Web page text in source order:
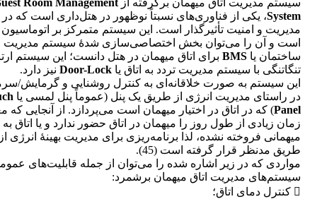
System، یکی از فناوری‌های نسبتاً نوظهور در هتل‌داری است که در
مدیریت و امنیت تأثیرگذار است. این سیستم متمرکز بر اتوماسیون
است و آن را می‌توان بخش اختصاصی‌سازی شدۀ سیستم مدیریت
ساختمان یا
برای اتاق میهمان در هتل دانست؛ این سیستم
تنگاتنگی با سیستم مدیریت تردد به اتاق یا Door-Lock نیز دارد.
این سیستم به صورت خلاقانه‌‌ای به کنترل روشنایی و گرمایش/
در راستای مدیریت انرژی از طریق یک پنل (عموماً پنل لمسی یا
Panel) که در اتاق در اختیار میهمان است می‌پردازد. از آنجایی که
زمان زیادی از طول روز را میهمان در اتاق حضور ندارد و یا اتاق به
میهمانی فروخته نشده، لذا برنامه‌ریزی برای مدیریت بهینۀ انرژی
طریق مدنظر قرار گرفته است (45).
مواردی که در زیر اشاره شده را می‌توان از جمله قابلیت‌های
سیستم‌های مدیریت اتاق میهمان برشمرد:
 کنترل دمای اتاق؛